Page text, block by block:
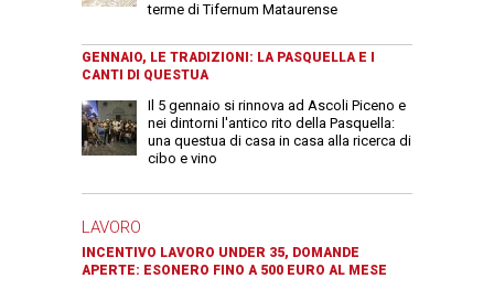
terme di Tifernum Mataurense
GENNAIO, LE TRADIZIONI: LA PASQUELLA E I
CANTI DI QUESTUA
Il 5 gennaio si rinnova ad Ascoli Piceno e
nei dintorni l'antico rito della Pasquella:
una questua di casa in casa alla ricerca di
cibo e vino
LAVORO
INCENTIVO LAVORO UNDER 35, DOMANDE
APERTE: ESONERO FINO A 500 EURO AL MESE